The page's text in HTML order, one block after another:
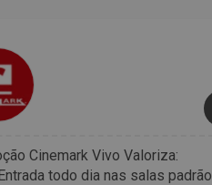
Cinemark Vivo Valoriza:
todo dia nas salas padrão